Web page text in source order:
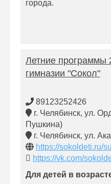
города.
Летние программы
гимназии "Сокол"
89123252426
г. Челябинск, ул.
Пушкина)
г. Челябинск, ул.
https://sokoldeti.ru/
https://vk.com/
Для детей в